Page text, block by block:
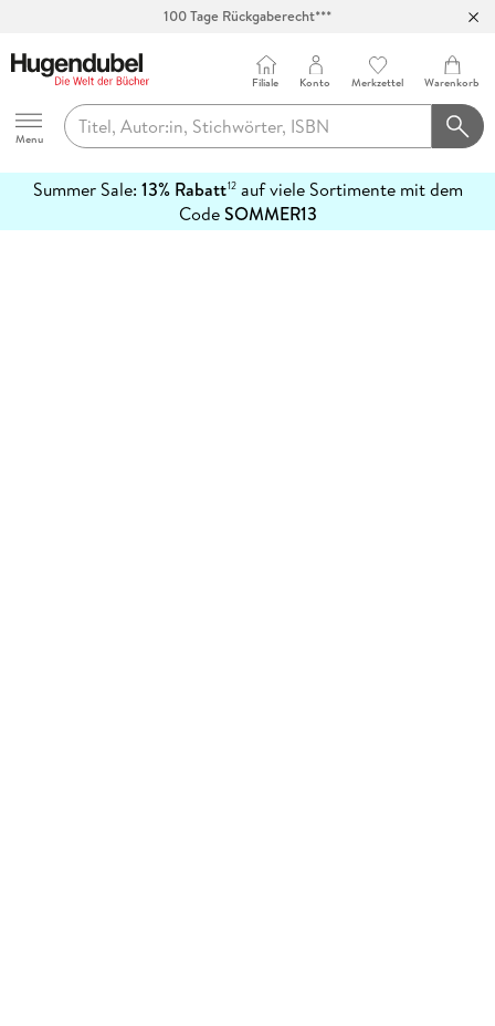
100 Tage Rückgaberecht***
Hugendubel
Menu
Filiale Konto Merkzettel Warenkorb
Summer Sale: 13% Rabatt12auf viele Sortimente mit dem
CodeSOMMER13
erfahren